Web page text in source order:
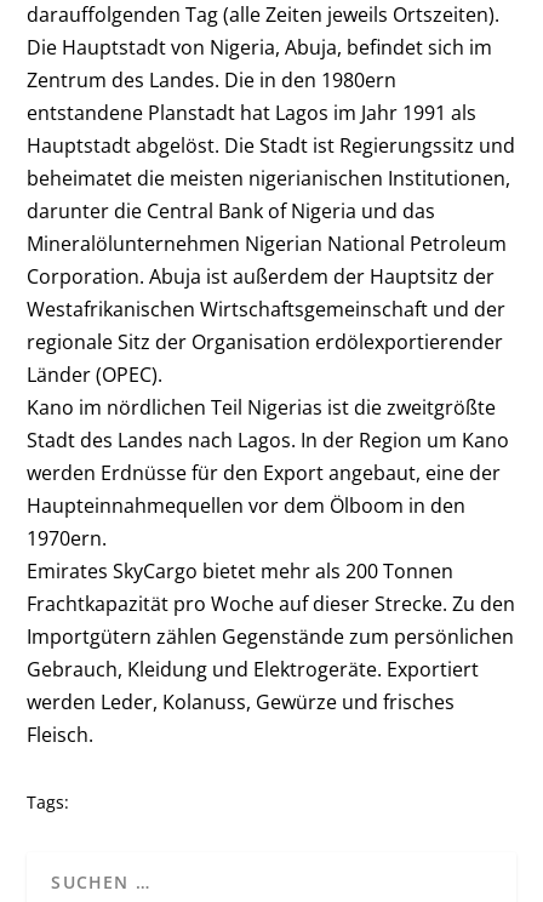
darauffolgenden Tag (alle Zeiten jeweils Ortszeiten).
Die Hauptstadt von Nigeria, Abuja, befindet sich im
Zentrum des Landes. Die in den 1980ern
entstandene Planstadt hat Lagos im Jahr 1991 als
Hauptstadt abgelöst. Die Stadt ist Regierungssitz und
beheimatet die meisten nigerianischen Institutionen,
darunter die Central Bank of Nigeria und das
Mineralölunternehmen Nigerian National Petroleum
Corporation. Abuja ist außerdem der Hauptsitz der
Westafrikanischen Wirtschaftsgemeinschaft und der
regionale Sitz der Organisation erdölexportierender
Länder (OPEC).
Kano im nördlichen Teil Nigerias ist die zweitgrößte
Stadt des Landes nach Lagos. In der Region um Kano
werden Erdnüsse für den Export angebaut, eine der
Haupteinnahmequellen vor dem Ölboom in den
1970ern.
Emirates SkyCargo bietet mehr als 200 Tonnen
Frachtkapazität pro Woche auf dieser Strecke. Zu den
Importgütern zählen Gegenstände zum persönlichen
Gebrauch, Kleidung und Elektrogeräte. Exportiert
werden Leder, Kolanuss, Gewürze und frisches
Fleisch.
Tags: